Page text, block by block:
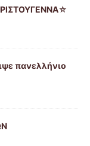
πανελλήνιο